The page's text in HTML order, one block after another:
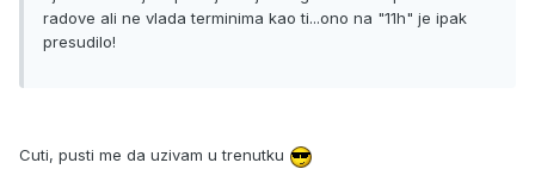
radove ali ne vlada terminima kao ti...ono na "11h" je ipak
presudilo!
Cuti, pusti me da uzivam u trenutku